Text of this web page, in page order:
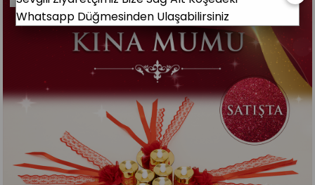
Whatsapp Düğmesinden Ulaşabilirsiniz